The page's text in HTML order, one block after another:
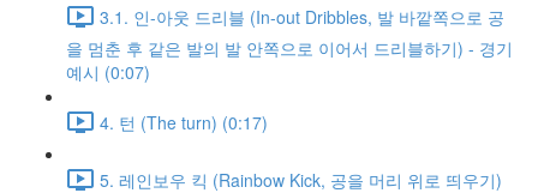
3.1. 인-아웃 드리블 (In-out Dribbles, 발 바깥쪽으로 공
을 멈춘 후 같은 발의 발 안쪽으로 이어서 드리블하기) - 경기
예시 (0:07)
4. 턴 (The turn) (0:17)
5. 레인보우 킥 (Rainbow Kick, 공을 머리 위로 띄우기)